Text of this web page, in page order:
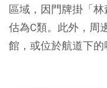
區域，因門牌掛「
估為C類。此外，周
館，或位於航道下的